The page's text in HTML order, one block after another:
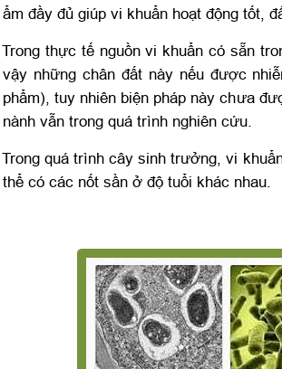
ẩm đầy đủ giúp vi khuẩn hoạt động tốt,
Trong thực tế nguồn vi khuẩn có sẵn
vậy những chân đất này nếu được
phẩm), tuy nhiên biện pháp này chưa
nành vẫn trong quá trình nghiên cứu.
Trong quá trình cây sinh trưởng, vi
thể có các nốt sần ở độ tuổi khác nhau.